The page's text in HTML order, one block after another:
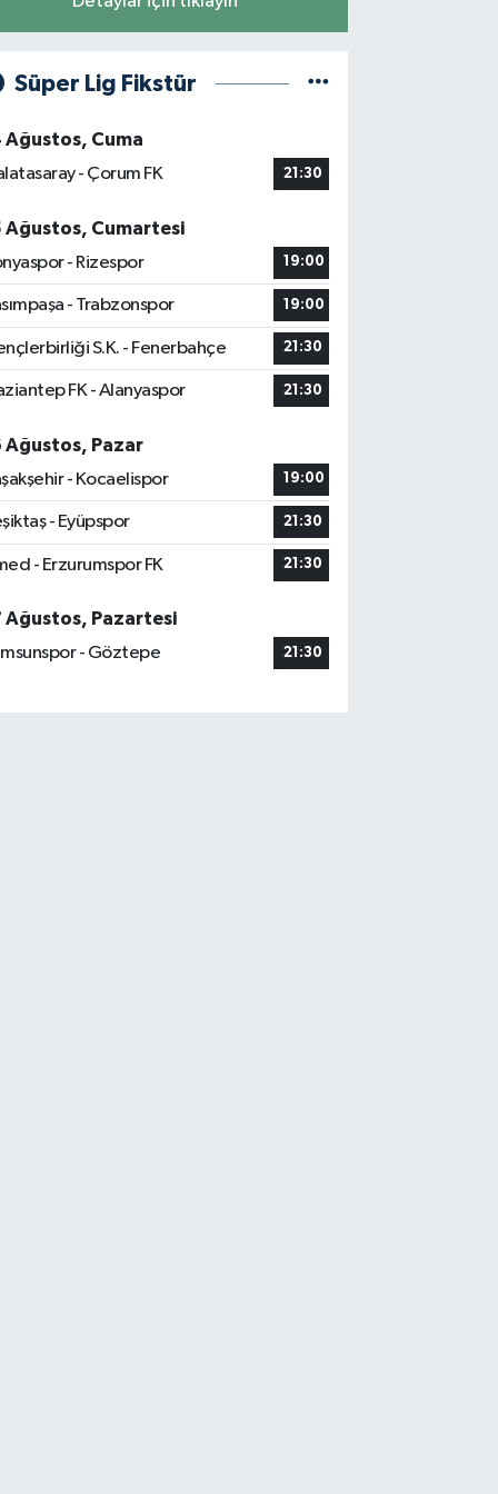
Süper Lig Fikstür
Ağustos, Cuma
- Çorum FK
21:30
Ağustos, Cumartesi
- Rizespor
19:00
- Trabzonspor 19:00
S.K. - Fenerbahçe 21:30
FK - Alanyaspor 21:30
Ağustos, Pazar
- Kocaelispor
19:00
- Eyüpspor 21:30
- Erzurumspor FK 21:30
Ağustos, Pazartesi
- Göztepe
21:30